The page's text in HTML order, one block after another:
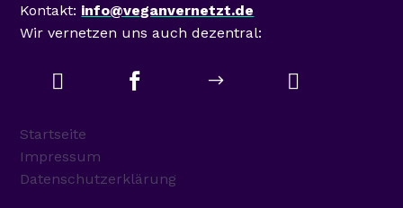
Kontakt: info@veganvernetzt.de
Wir vernetzen uns auch dezentral:
  $ 
Startseite
Impressum
Datenschutzerklärung